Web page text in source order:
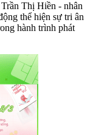
Thị Hiền - nhân
thể hiện sự tri ân
hành trình phát